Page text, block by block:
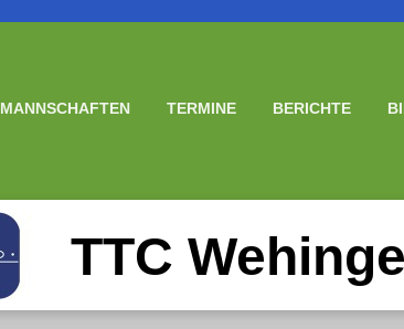
MANNSCHAFTEN TERMINE BERICHTE
TTC